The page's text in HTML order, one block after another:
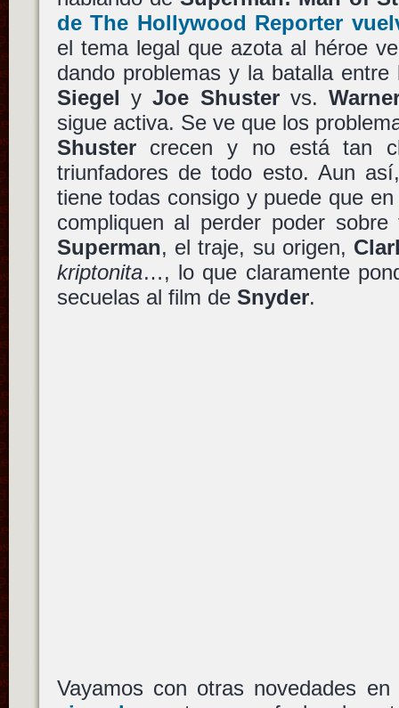
de The Hollywood Reporter
el tema legal que azota al héroe
dando problemas y la batalla
Siegel yJoe Shustervs.
sigue activa. Se ve que los
Shustercrecen y no está tan
triunfadores de todo esto. Aun
tiene todas consigo y puede que
compliquen al perder poder
Superman, el traje, su origen,
kriptonita…, lo que claramente
secuelas al film de Snyder.
Vayamos con otras novedades